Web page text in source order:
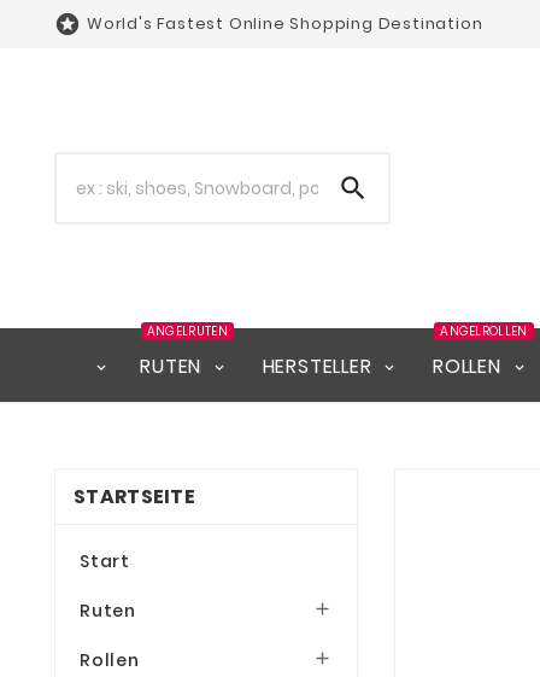
 World's Fastest Online Shopping Destination

RUTEN
ANGELRUTEN
HERSTELLER ROLLEN
ANGELROLLEN
STARTSEITE
Start
Ruten 
Rollen 